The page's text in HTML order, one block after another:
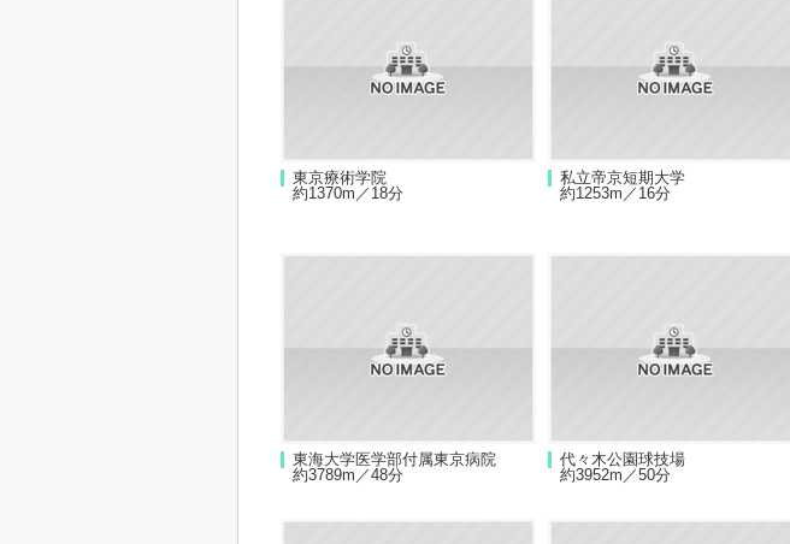
東京療術学院
約1370m／18分
私立帝京短期大学
約1253m／16分
東海大学医学部付属東京病院
約3789m／48分
代々木公園球技場
約3952m／50分